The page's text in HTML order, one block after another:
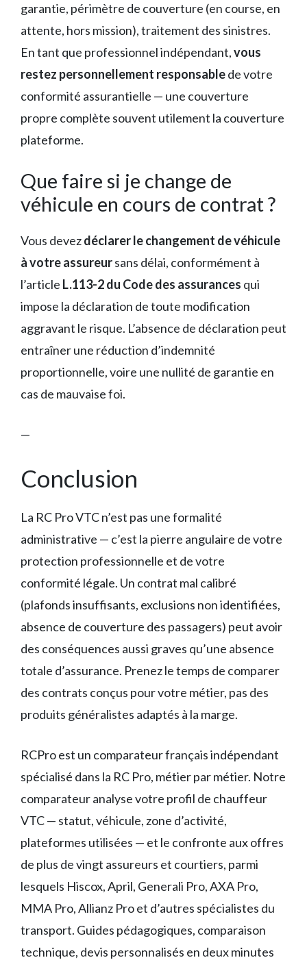
garantie, périmètre de couverture (en course, en
attente, hors mission), traitement des sinistres.
En tant que professionnel indépendant,vous
restez personnellement responsablede votre
conformité assurantielle — une couverture
propre complète souvent utilement la couverture
plateforme.
Que faire si je change de
véhicule en cours de contrat ?
Vous devezdéclarer le changement de véhicule
à votre assureursans délai, conformément à
l’article L.113-2 du Code des assurances qui
impose la déclaration de toute modification
aggravant le risque. L’absence de déclaration peut
entraîner une réduction d’indemnité
proportionnelle, voire une nullité de garantie en
cas de mauvaise foi.
—
Conclusion
La RC Pro VTC n’est pas une formalité
administrative — c’est la pierre angulaire de votre
protection professionnelle et de votre
conformité légale. Un contrat mal calibré
(plafonds insuffisants, exclusions non identifiées,
absence de couverture des passagers) peut avoir
des conséquences aussi graves qu’une absence
totale d’assurance. Prenez le temps de comparer
des contrats conçus pour votre métier, pas des
produits généralistes adaptés à la marge.
RCPro est un comparateur français indépendant
spécialisé dans la RC Pro, métier par métier. Notre
comparateur analyse votre profil de chauffeur
VTC — statut, véhicule, zone d’activité,
plateformes utilisées — et le confronte aux offres
de plus de vingt assureurs et courtiers, parmi
lesquels Hiscox, April, Generali Pro, AXA Pro,
MMA Pro, Allianz Pro et d’autres spécialistes du
transport. Guides pédagogiques, comparaison
technique, devis personnalisés en deux minutes